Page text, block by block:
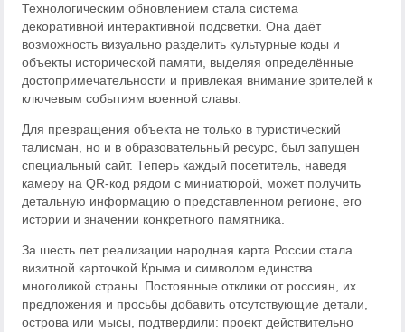
Технологическим обновлением стала система
декоративной интерактивной подсветки. Она даёт
возможность визуально разделить культурные коды и
объекты исторической памяти, выделяя определённые
достопримечательности и привлекая внимание зрителей к
ключевым событиям военной славы.
Для превращения объекта не только в туристический
талисман, но и в образовательный ресурс, был запущен
специальный сайт. Теперь каждый посетитель, наведя
камеру на QR-код рядом с миниатюрой, может получить
детальную информацию о представленном регионе, его
истории и значении конкретного памятника.
За шесть лет реализации народная карта России стала
визитной карточкой Крыма и символом единства
многоликой страны. Постоянные отклики от россиян, их
предложения и просьбы добавить отсутствующие детали,
острова или мысы, подтвердили: проект действительно